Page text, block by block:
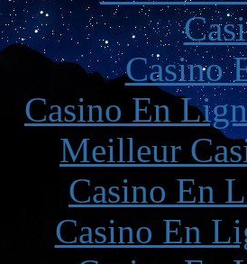
Casino
Casino En
Meilleur
Casino En
Casino En